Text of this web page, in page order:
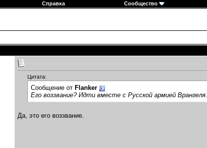
Справка Сообщество
Цитата:
Сообщение от Flanker
Его воззвание? Идти вместе с Русской армией Врангеля.
Да, это его воззвание.